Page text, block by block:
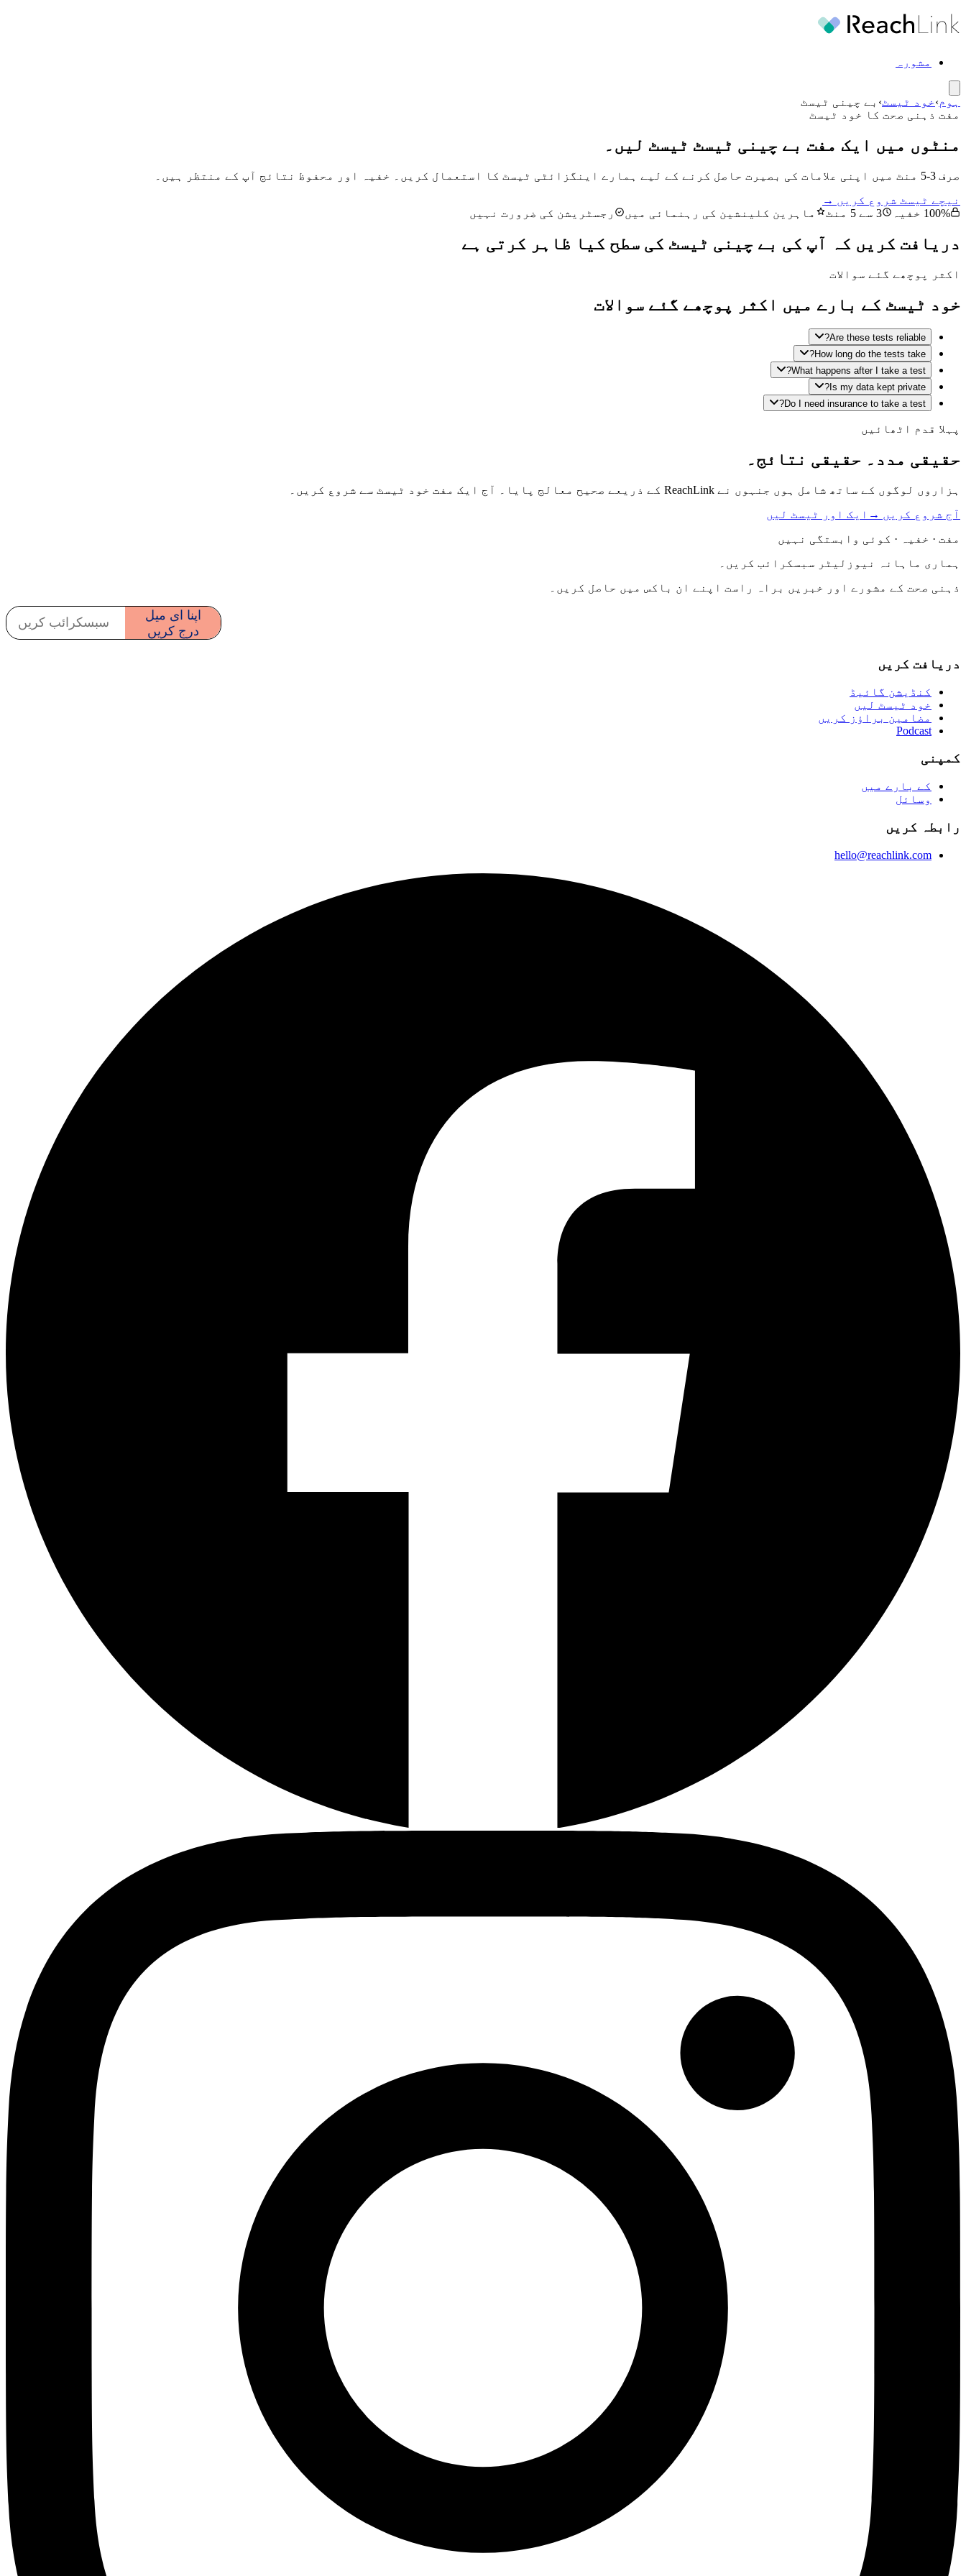
مشورہ
ہوم›خود ٹیسٹ› بے چینی ٹیسٹ
مفت ذہنی صحت کا خود ٹیسٹ
منٹوں میں ایک مفت بے چینی ٹیسٹ ٹیسٹ لیں۔
صرف 3-5 منٹ میں اپنی علامات کی بصیرت حاصل کرنے کے لیے ہمارے اینگزائٹی ٹیسٹ کا استعمال کریں۔ خفیہ اور محفوظ نتائج آپ کے منتظر ہیں۔
نیچے ٹیسٹ شروع کریں →
100% خفیہ
3 سے 5 منٹ ماہرین کلینشین کی رہنمائی میں رجسٹریشن کی ضرورت نہیں
دریافت کریں کہ آپ کی بے چینی ٹیسٹ کی سطح کیا ظاہر کرتی ہے
اکثر پوچھے گئے سوالات
خود ٹیسٹ کے بارے میں اکثر پوچھے گئے سوالات
Are these tests reliable?
How long do the tests take?
What happens after I take a test?
Is my data kept private?
Do I need insurance to take a test?
پہلا قدم اٹھائیں
حقیقی مدد۔ حقیقی نتائج۔
ہزاروں لوگوں کے ساتھ شامل ہوں جنہوں نے ReachLink کے ذریعے صحیح معالج پایا۔ آج ایک مفت خود ٹیسٹ سے شروع کریں۔
آج شروع کریں → ایک اور ٹیسٹ لیں
مفت · خفیہ · کوئی وابستگی نہیں
ہماری ماہانہ نیوزلیٹر سبسکرائب کریں۔
ذہنی صحت کے مشورے اور خبریں براہ راست اپنے ان باکس میں حاصل کریں۔
دریافت کریں
کنڈیشن گائیڈ
خود ٹیسٹ لیں
مضامین براؤز کریں
Podcast
کمپنی
کے بارے میں
وسائل
رابطہ کریں
hello@reachlink.com